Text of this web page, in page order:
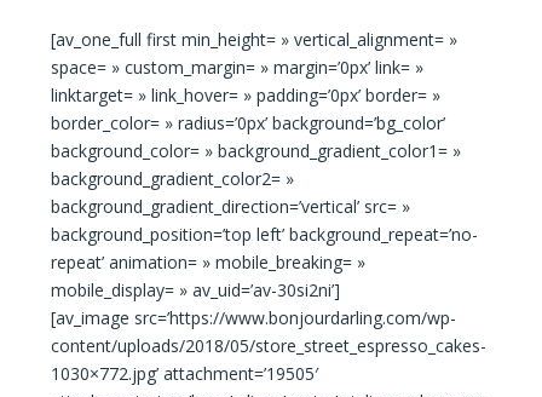
[av_one_full first min_height= » vertical_alignment= »
space= » custom_margin= » margin=’0px’ link= »
linktarget= » link_hover= » padding=’0px’ border= »
border_color= » radius=’0px’ background=’bg_color’
background_color= » background_gradient_color1= »
background_gradient_color2= »
background_gradient_direction=’vertical’ src= »
background_position=’top left’ background_repeat=’no-
repeat’ animation= » mobile_breaking= »
mobile_display= » av_uid=’av-30si2ni’]
[av_image src=’https://www.bonjourdarling.com/wp-
content/uploads/2018/05/store_street_espresso_cakes-
1030×772.jpg’ attachment=’19505′